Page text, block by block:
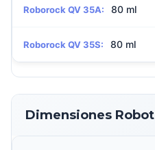
Roborock QV 35A: 80 ml
Roborock QV 35S: 80 ml
Dimensiones Robot